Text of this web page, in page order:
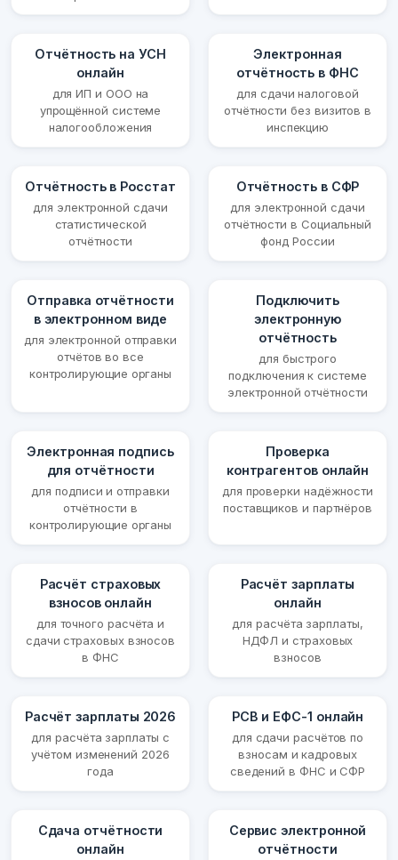
Отчётность на УСН
онлайн
для ИП и ООО на
упрощённой системе
налогообложения
Электронная
отчётность в ФНС
для сдачи налоговой
отчётности без визитов в
инспекцию
Отчётность в Росстат
для электронной сдачи
статистической
отчётности
Отчётность в СФР
для электронной сдачи
отчётности в Социальный
фонд России
Отправка отчётности
в электронном виде
для электронной отправки
отчётов во все
контролирующие органы
Подключить
электронную
отчётность
для быстрого
подключения к системе
электронной отчётности
Электронная подпись
для отчётности
для подписи и отправки
отчётности в
контролирующие органы
Проверка
контрагентов онлайн
для проверки надёжности
поставщиков и партнёров
Расчёт страховых
взносов онлайн
для точного расчёта и
сдачи страховых взносов
в ФНС
Расчёт зарплаты
онлайн
для расчёта зарплаты,
НДФЛ и страховых
взносов
Расчёт зарплаты 2026
для расчёта зарплаты с
учётом изменений 2026
года
РСВ и ЕФС-1 онлайн
для сдачи расчётов по
взносам и кадровых
сведений в ФНС и СФР
Сдача отчётности
онлайн
Сервис электронной
отчётности